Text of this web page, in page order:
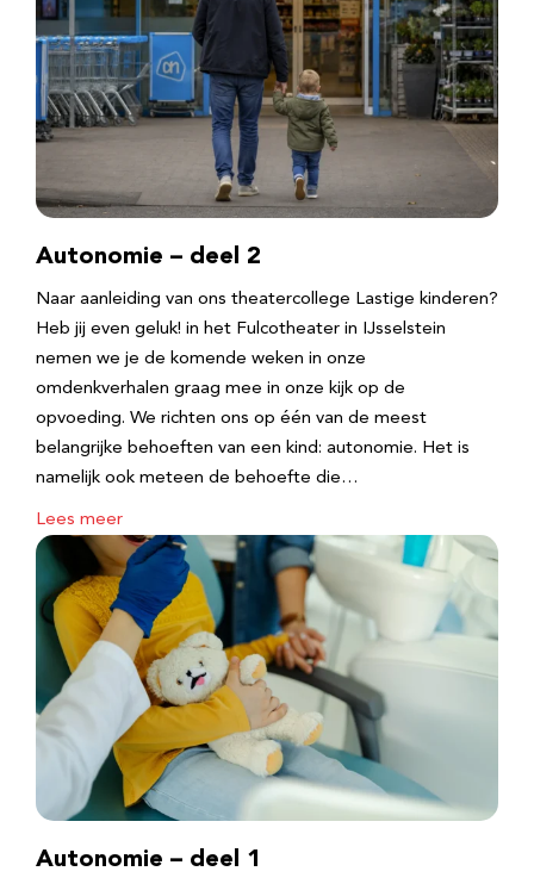
Autonomie – deel 2
Naar aanleiding van ons theatercollege Lastige kinderen?
Heb jij even geluk! in het Fulcotheater in IJsselstein
nemen we je de komende weken in onze
omdenkverhalen graag mee in onze kijk op de
opvoeding. We richten ons op één van de meest
belangrijke behoeften van een kind: autonomie. Het is
namelijk ook meteen de behoefte die…
Lees meer
Autonomie – deel 1